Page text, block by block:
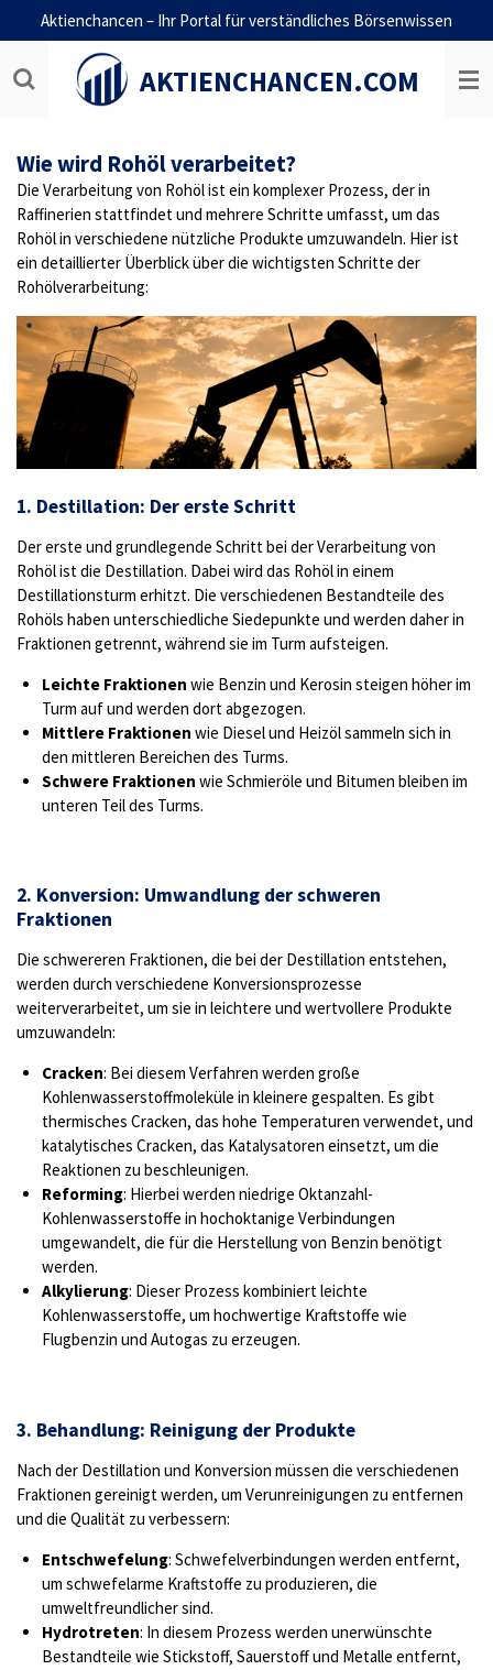
Zum
Hauptinhalt
springen
AKTIENCHANCEN.COM
Aktienchancen – Ihr Portal für verständliches Börsenwissen
Wie wird Rohöl verarbeitet?
Die Verarbeitung von Rohöl ist ein komplexer Prozess, der in
Raffinerien stattfindet und mehrere Schritte umfasst, um das
Rohöl in verschiedene nützliche Produkte umzuwandeln. Hier ist
ein detaillierter Überblick über die wichtigsten Schritte der
Rohölverarbeitung:
1. Destillation: Der erste Schritt
Der erste und grundlegende Schritt bei der Verarbeitung von
Rohöl ist die Destillation. Dabei wird das Rohöl in einem
Destillationsturm erhitzt. Die verschiedenen Bestandteile des
Rohöls haben unterschiedliche Siedepunkte und werden daher in
Fraktionen getrennt, während sie im Turm aufsteigen.
Leichte Fraktionen wie Benzin und Kerosin steigen höher im
Turm auf und werden dort abgezogen.
Mittlere Fraktionen wie Diesel und Heizöl sammeln sich in
den mittleren Bereichen des Turms.
Schwere Fraktionen wie Schmieröle und Bitumen bleiben im
unteren Teil des Turms.
2. Konversion: Umwandlung der schweren
Fraktionen
Die schwereren Fraktionen, die bei der Destillation entstehen,
werden durch verschiedene Konversionsprozesse
weiterverarbeitet, um sie in leichtere und wertvollere Produkte
umzuwandeln:
Cracken: Bei diesem Verfahren werden große
Kohlenwasserstoffmoleküle in kleinere gespalten. Es gibt
thermisches Cracken, das hohe Temperaturen verwendet, und
katalytisches Cracken, das Katalysatoren einsetzt, um die
Reaktionen zu beschleunigen.
Reforming: Hierbei werden niedrige Oktanzahl-
Kohlenwasserstoffe in hochoktanige Verbindungen
umgewandelt, die für die Herstellung von Benzin benötigt
werden.
Alkylierung: Dieser Prozess kombiniert leichte
Kohlenwasserstoffe, um hochwertige Kraftstoffe wie
Flugbenzin und Autogas zu erzeugen.
3. Behandlung: Reinigung der Produkte
Nach der Destillation und Konversion müssen die verschiedenen
Fraktionen gereinigt werden, um Verunreinigungen zu entfernen
und die Qualität zu verbessern:
Entschwefelung: Schwefelverbindungen werden entfernt,
um schwefelarme Kraftstoffe zu produzieren, die
umweltfreundlicher sind.
Hydrotreten: In diesem Prozess werden unerwünschte
Bestandteile wie Stickstoff, Sauerstoff und Metalle entfernt,